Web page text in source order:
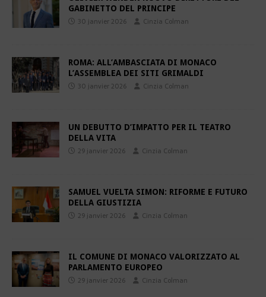
GABINETTO DEL PRINCIPE
30 janvier 2026 Cinzia Colman
ROMA: ALL’AMBASCIATA DI MONACO
L’ASSEMBLEA DEI SITI GRIMALDI
30 janvier 2026 Cinzia Colman
UN DEBUTTO D’IMPATTO PER IL TEATRO
DELLA VITA
29 janvier 2026 Cinzia Colman
SAMUEL VUELTA SIMON: RIFORME E FUTURO
DELLA GIUSTIZIA
29 janvier 2026 Cinzia Colman
IL COMUNE DI MONACO VALORIZZATO AL
PARLAMENTO EUROPEO
29 janvier 2026 Cinzia Colman